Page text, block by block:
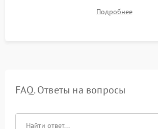
корректности слива, отсутствия
посторонних стуков и протечек под
Подробнее
FAQ. Ответы на вопросы